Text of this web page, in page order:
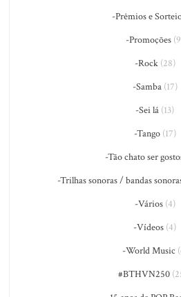
-Prêmios e
-Promoções
-Rock(28)
-Samba(17)
-Sei lá (13)
-Tango(17)
-Tão chato ser
-Trilhas sonoras / bandas
-Vários(4)
-Vídeos (4)
-World Music
#BTHVN250